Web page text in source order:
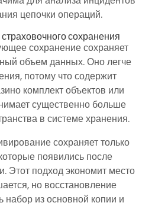
цепочки операций.
сохранения
сохранение сохраняет
объем данных. Оно легче
потому что содержит
комплект объектов или
существенно больше
в системе хранения.
сохраняет только
появились после
Этот подход экономит место
но восстановление
набор из основной копии и